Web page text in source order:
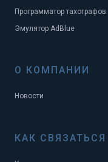
Программатор тахографов
Эмулятор AdBlue
О КОМПАНИИ
Новости
КАК СВЯЗАТЬСЯ